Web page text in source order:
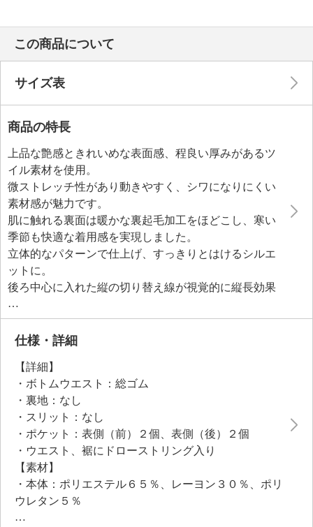
この商品について
サイズ表
商品の特長
上品な艶感ときれいめな表面感、程良い厚みがあるツ
イル素材を使用。
微ストレッチ性があり動きやすく、シワになりにくい
素材感が魅力です。
肌に触れる裏面は暖かな裏起毛加工をほどこし、寒い
季節も快適な着用感を実現しました。
立体的なパターンで仕上げ、すっきりとはけるシルエ
ットに。
後ろ中心に入れた縦の切り替え線が視覚的に縦長効果
を生み出し、リラックスシルエットでありながらも脚
長効果が期待できます。
ウエストと裾にはドローストリングを配し、サイズ調
した。
質感が異なるテレコ素材をポケット口とウエストベル
ト部分に用いてアクセントをプラス。
仕様・詳細
【詳細】
・ボトムウエスト：総ゴム
・裏地：なし
・スリット：なし
・ポケット：表側（前）２個、表側（後）２個
・ウエスト、裾にドローストリング入り
【素材】
・本体：ポリエステル６５％、レーヨン３０％、ポリ
ウレタン５％
・テレコ部分：綿９５％、ポリウレタン５％